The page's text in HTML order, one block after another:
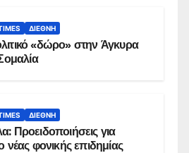
ΔΙΕΘΝΉ
«δώρο» στην Άγκυρα
ΔΙΕΘΝΉ
Προειδοποιήσεις για
νέας φονικής επιδημίας